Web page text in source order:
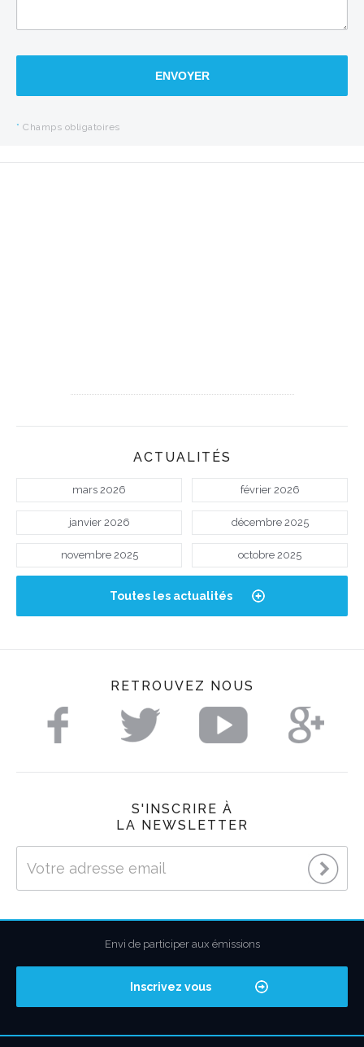
ENVOYER
* Champs obligatoires
ACTUALITÉS
mars 2026 février 2026
janvier 2026 décembre 2025
novembre 2025 octobre 2025
Toutes les actualités
RETROUVEZ NOUS
S'INSCRIRE À
LA NEWSLETTER
Envi de participer aux émissions
Inscrivez vous